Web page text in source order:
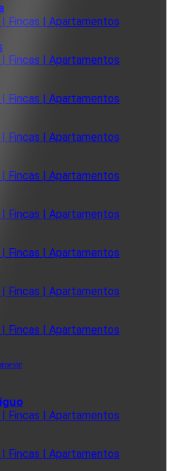
| Fincas | Apartamentos
| Fincas | Apartamentos
| Fincas | Apartamentos
| Fincas | Apartamentos
| Fincas | Apartamentos
| Fincas | Apartamentos
| Fincas | Apartamentos
| Fincas | Apartamentos
| Fincas | Apartamentos
| Fincas | Apartamentos
| Fincas | Apartamentos